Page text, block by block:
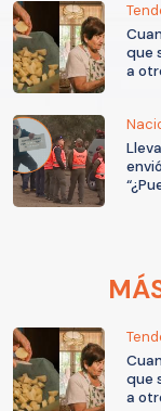
que
a
que
a